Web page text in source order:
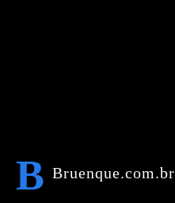
B Bruenque.com.br